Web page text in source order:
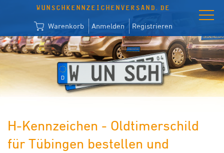
WUNSCHKENNZEICHENVERSAND.DE
Warenkorb Anmelden Registrieren
H-Kennzeichen - Oldtimerschild
für Tübingen bestellen und